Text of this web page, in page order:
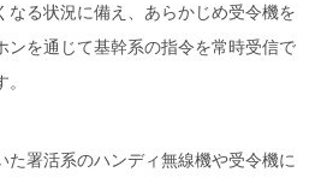
なる状況に備え、あらかじめ受令機を
ンを通じて基幹系の指令を常時受信で
た署活系のハンディ無線機や受令機に